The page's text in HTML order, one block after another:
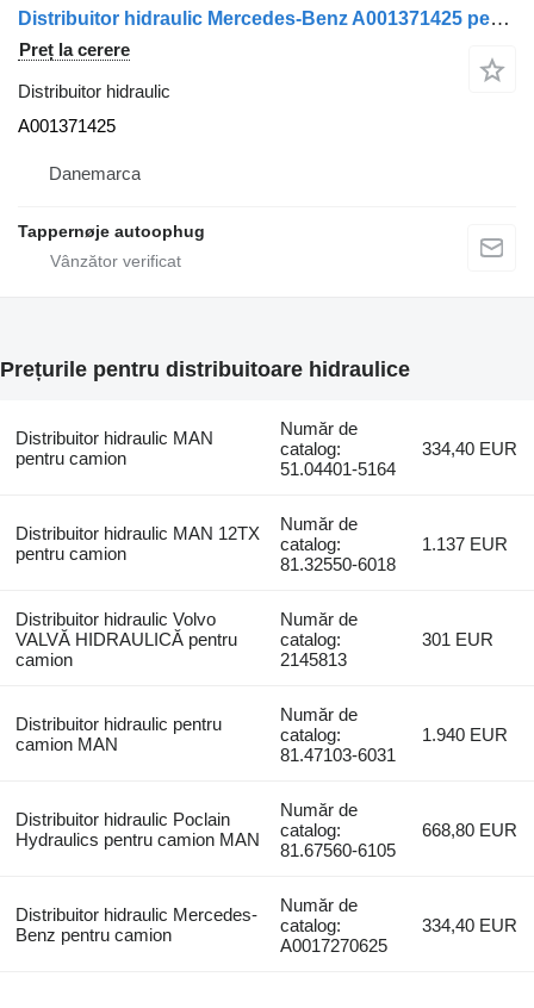
Distribuitor hidraulic Mercedes-Benz A001371425 pentru camion
Preț la cerere
Distribuitor hidraulic
A001371425
Danemarca
Tappernøje autoophug
Prețurile pentru distribuitoare hidraulice
Distribuitor hidraulic MAN
pentru camion
Număr de
catalog:
51.04401-5164
334,40 EUR
Distribuitor hidraulic MAN 12TX
pentru camion
Număr de
catalog:
81.32550-6018
1.137 EUR
Distribuitor hidraulic Volvo
VALVĂ HIDRAULICĂ pentru
camion
Număr de
catalog:
2145813
301 EUR
Distribuitor hidraulic pentru
camion MAN
Număr de
catalog:
81.47103-6031
1.940 EUR
Distribuitor hidraulic Poclain
Hydraulics pentru camion MAN
Număr de
catalog:
81.67560-6105
668,80 EUR
Distribuitor hidraulic Mercedes-
Benz pentru camion
Număr de
catalog:
A0017270625
334,40 EUR